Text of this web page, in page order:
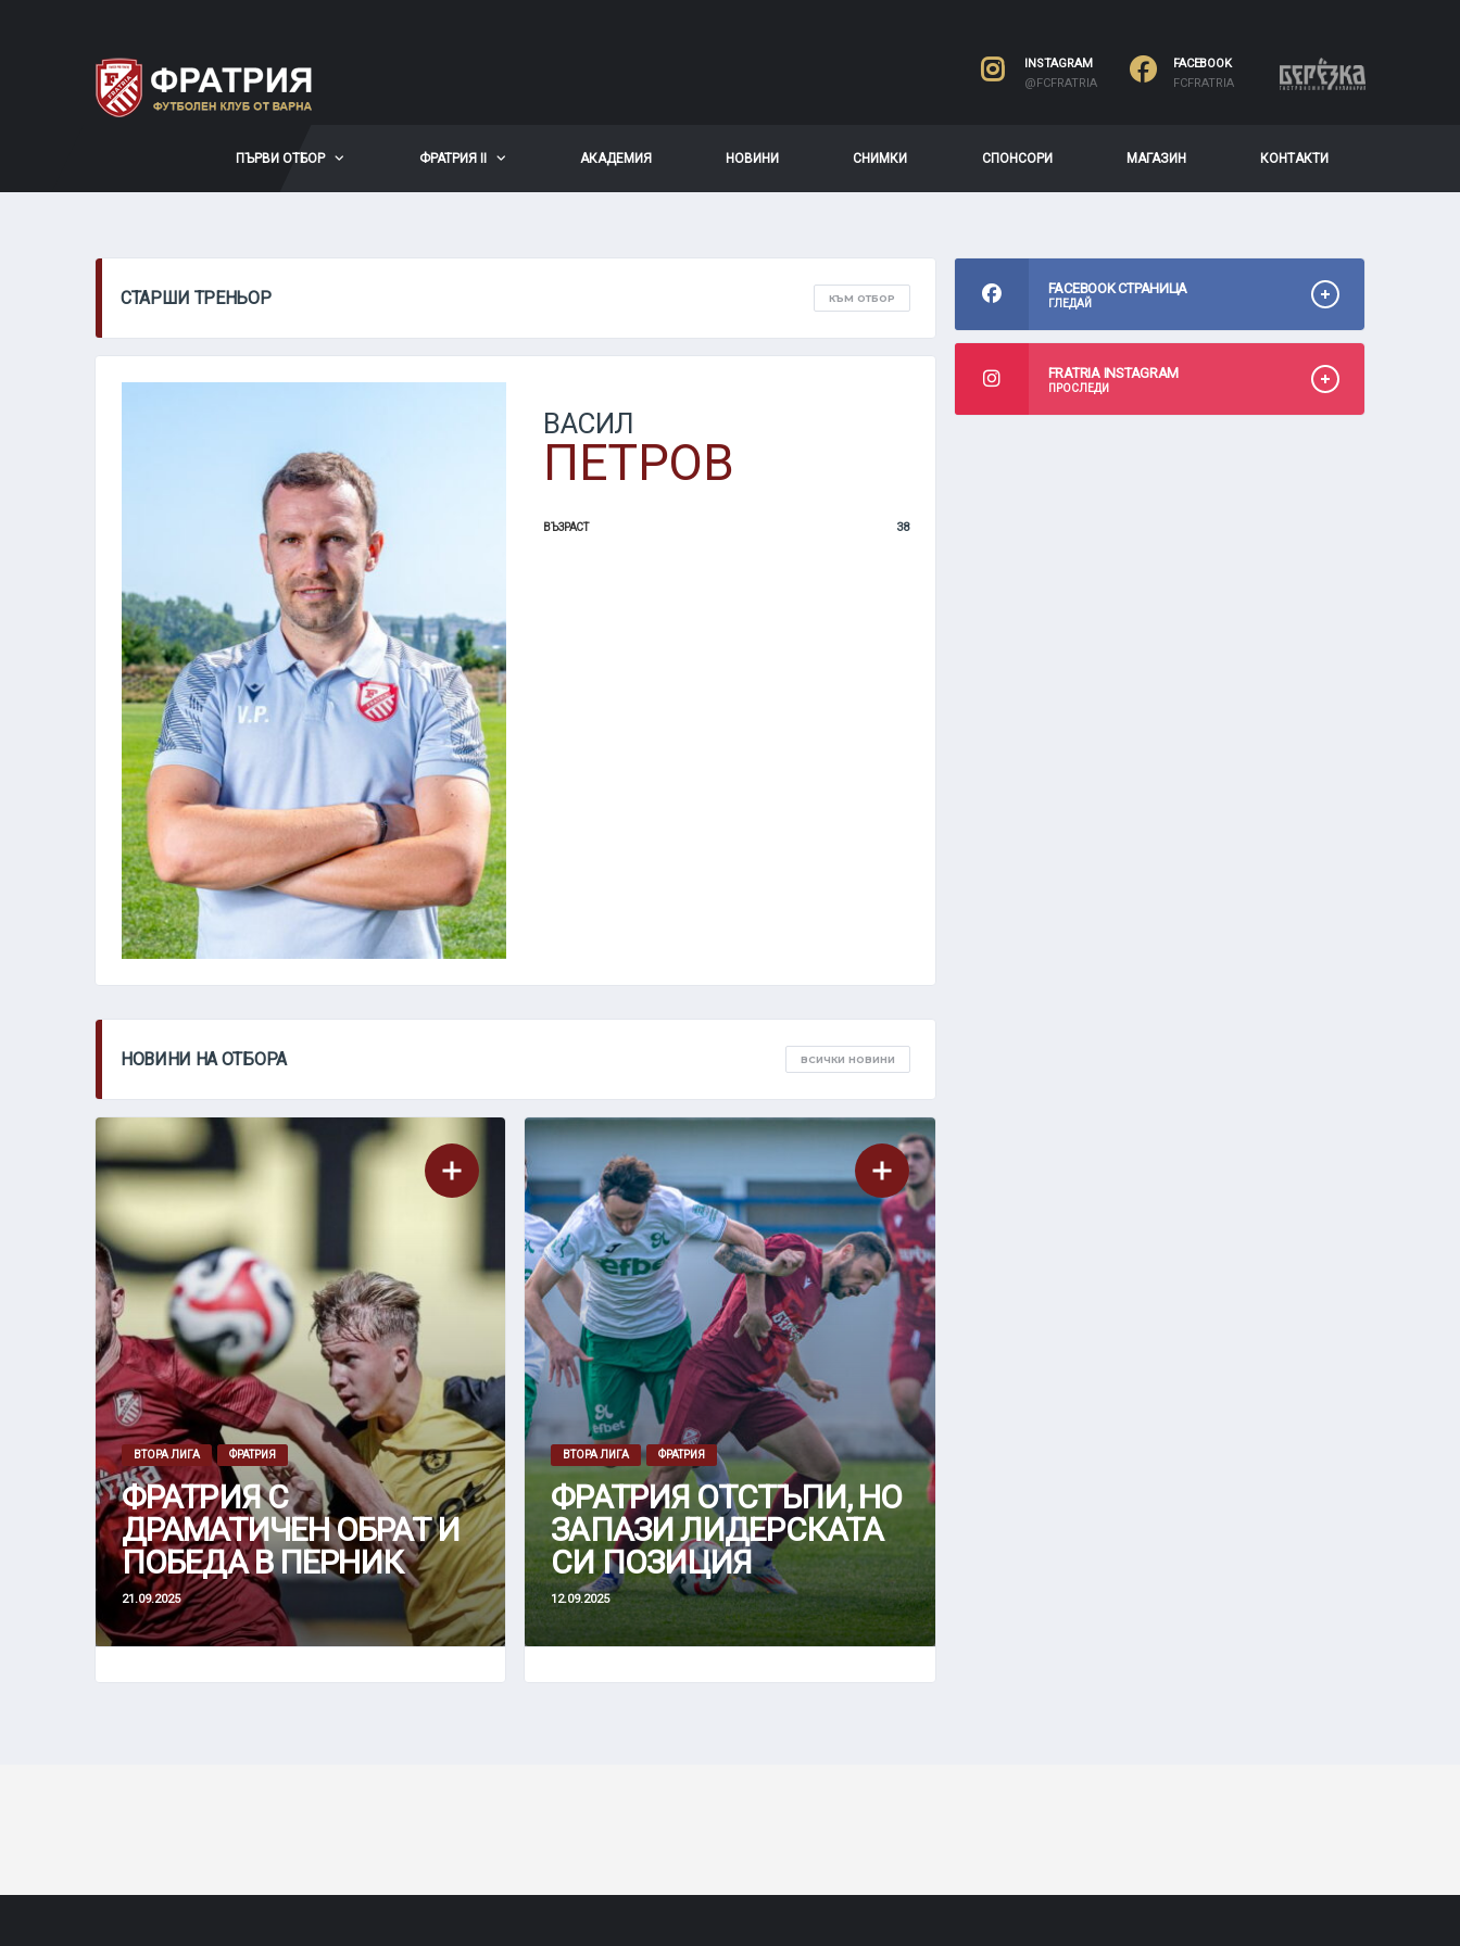
INSTAGRAM
@FCFRATRIA
FACEBOOK
FCFRATRIA
ПЪРВИ ОТБОР ФРАТРИЯ II АКАДЕМИЯ НОВИНИ СНИМКИ СПОНСОРИ МАГАЗИН КОНТАКТИ
СТАРШИ ТРЕНЬОР КЪМ ОТБОР
ВАСИЛ
ПЕТРОВ
ВЪЗРАСТ 38
НОВИНИ НА ОТБОРА ВСИЧКИ НОВИНИ
ВТОРА ЛИГА ФРАТРИЯ
ФРАТРИЯ С
ДРАМАТИЧЕН ОБРАТ И
ПОБЕДА В ПЕРНИК
21.09.2025
ВТОРА ЛИГА ФРАТРИЯ
ФРАТРИЯ ОТСТЪПИ, НО
ЗАПАЗИ ЛИДЕРСКАТА
СИ ПОЗИЦИЯ
12.09.2025
FACEBOOK СТРАНИЦА
ГЛЕДАЙ
FRATRIA INSTAGRAM
ПРОСЛЕДИ